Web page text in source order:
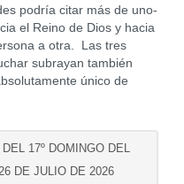
podría citar más de uno-
el Reino de Dios y hacia
a otra. Las tres
subrayan también
único de
17º DOMINGO DEL
DE JULIO DE 2026